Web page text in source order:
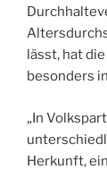
lässt, hat
besonders
„In
Herkunft,